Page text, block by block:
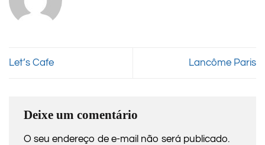
Let’s Cafe Lancôme Paris
Deixe um comentário
O seu endereço de e-mail não será publicado.